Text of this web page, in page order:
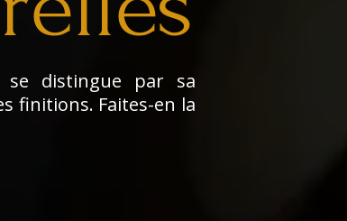
se distingue par sa
finitions. Faites-en la